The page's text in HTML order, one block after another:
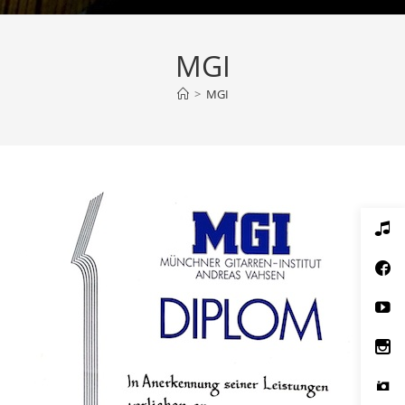
MGI
> MGI